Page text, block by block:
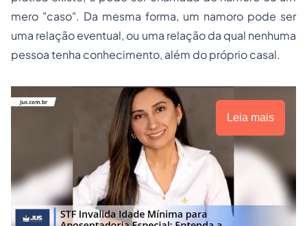
mero "caso". Da mesma forma, um namoro pode ser
uma relação eventual, ou uma relação da qual nenhuma
pessoa tenha conhecimento, além do próprio casal.
Leia mais